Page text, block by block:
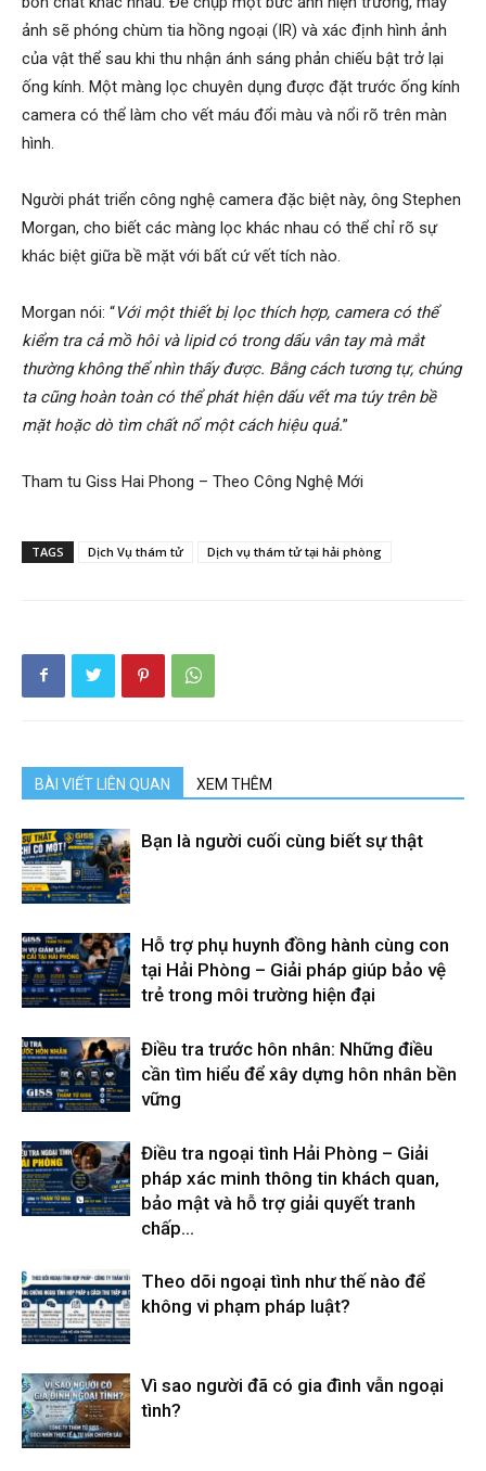
phong,
phong
tham
phòng
thám
phòng,
dịch
thám
ảnh sẽ phóng chùm tia hồng ngoại (IR) và xác định hình ảnh
của vật thể sau khi thu nhận ánh sáng phản chiếu bật trở lại
ống kính. Một màng lọc chuyên dụng được đặt trước ống kính
camera có thể làm cho vết máu đổi màu và nổi rõ trên màn
hình.
Người phát triển công nghệ camera đặc biệt này, ông Stephen
Morgan, cho biết các màng lọc khác nhau có thể chỉ rõ sự
khác biệt giữa bề mặt với bất cứ vết tích nào.
Morgan nói: “Với một thiết bị lọc thích hợp, camera có thể
kiểm tra cả mồ hôi và lipid có trong dấu vân tay mà mắt
thường không thể nhìn thấy được. Bằng cách tương tự, chúng
ta cũng hoàn toàn có thể phát hiện dấu vết ma túy trên bề
mặt hoặc dò tìm chất nổ một cách hiệu quả.”
Tham tu Giss Hai Phong – Theo Công Nghệ Mới
TAGS Dịch Vụ thám tử Dịch vụ thám tử tại hải phòng
BÀI VIẾT LIÊN QUAN XEM THÊM
Bạn là người cuối cùng biết sự thật
Hỗ trợ phụ huynh đồng hành cùng con
tại Hải Phòng – Giải pháp giúp bảo vệ
trẻ trong môi trường hiện đại
Điều tra trước hôn nhân: Những điều
cần tìm hiểu để xây dựng hôn nhân bền
vững
Điều tra ngoại tình Hải Phòng – Giải
pháp xác minh thông tin khách quan,
bảo mật và hỗ trợ giải quyết tranh
chấp...
Theo dõi ngoại tình như thế nào để
không vi phạm pháp luật?
Vì sao người đã có gia đình vẫn ngoại
tình?